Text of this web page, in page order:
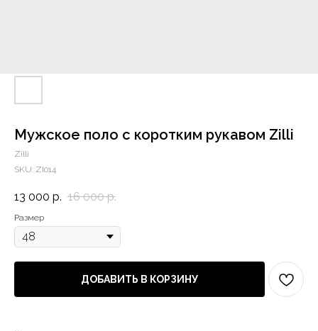
Мужское поло с коротким рукавом Zilli
Zilli
SKU: ZI014
13 000 р. 16 000 р.
Размер
ДОБАВИТЬ В КОРЗИНУ